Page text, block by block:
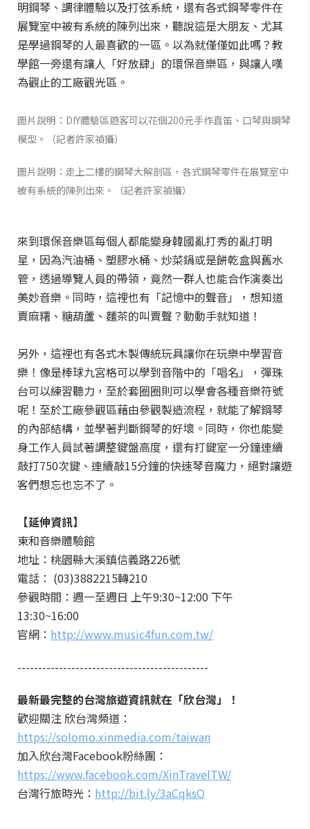
明鋼琴、調律體驗以及打弦系統，還有各式鋼琴零件在
展覽室中被有系統的陳列出來，聽說這是大朋友、尤其
是學過鋼琴的人最喜歡的一區。以為就僅僅如此嗎？教
學館一旁還有讓人「好放肆」的環保音樂區，與讓人嘆
為觀止的工廠觀光區。
圖片說明：DIY體驗區遊客可以花個200元手作直笛、口琴與鋼琴
模型。（記者許家禎攝）
圖片說明：走上二樓的鋼琴大解剖區，各式鋼琴零件在展覽室中
被有系統的陳列出來。（記者許家禎攝）
來到環保音樂區每個人都能變身韓國亂打秀的亂打明
星，因為汽油桶、塑膠水桶、炒菜鍋或是餅乾盒與舊水
管，透過導覽人員的帶領，竟然一群人也能合作演奏出
美妙音樂。同時，這裡也有「記憶中的聲音」，想知道
賣麻糬、糖葫蘆、麵茶的叫賣聲？動動手就知道！
另外，這裡也有各式木製傳統玩具讓你在玩樂中學習音
樂！像是棒球九宮格可以學到音階中的「唱名」，彈珠
台可以練習聽力，至於套圈圈則可以學會各種音樂符號
呢！至於工廠參觀區藉由參觀製造流程，就能了解鋼琴
的內部結構，並學著判斷鋼琴的好壞。同時，你也能變
身工作人員試著調整鍵盤高度，還有打鍵室一分鐘連續
敲打750次鍵、連續敲15分鐘的快速琴音魔力，絕對讓遊
客們想忘也忘不了。
【延伸資訊】
東和音樂體驗館
地址：桃園縣大溪鎮信義路226號
電話： (03)3882215轉210
參觀時間：週一至週日 上午9:30~12:00 下午
13:30~16:00
官網： http://www.music4fun.com.tw/
----------------------------------------------
最新最完整的台灣旅遊資訊就在「欣台灣」！
歡迎關注 欣台灣頻道：
https://solomo.xinmedia.com/taiwan
加入欣台灣Facebook粉絲團：
https://www.facebook.com/XinTravelTW/
台灣行旅時光： http://bit.ly/3aCqksO